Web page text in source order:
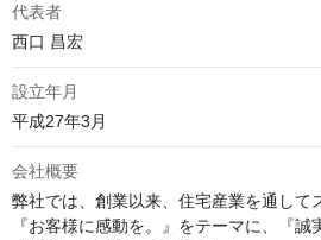
代表者
西口 昌宏
設立年月
平成27年3月
会社概要
弊社では、創業以来、住宅産業を通して
『お客様に感動を。』をテーマに、『誠